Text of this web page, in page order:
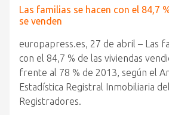
Las familias se hacen con el 84,7
se venden
europapress.es, 27 de abril – Las
con el 84,7 % de las viviendas
frente al 78 % de 2013, según el
Estadística Registral Inmobiliaria
Registradores.